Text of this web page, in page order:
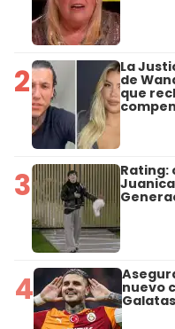
2 La
de
que
3 Rating:
4 nuevo